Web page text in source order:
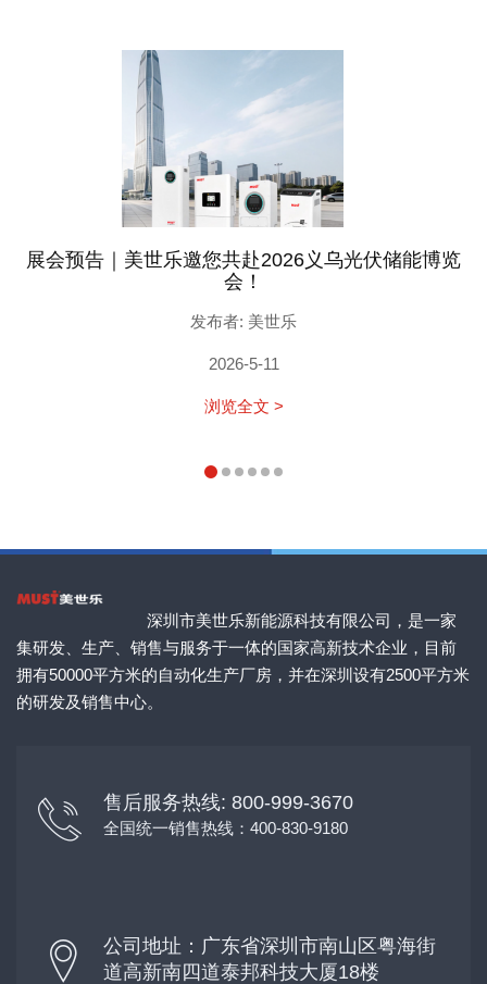
展会预告｜美世乐邀您共赴2026义乌光伏储能博览
会！
发布者: 美世乐
2026-5-11
浏览全文 >
深圳市美世乐新能源科技有限公司，是一家
集研发、生产、销售与服务于一体的国家高新技术企业，目前
拥有50000平方米的自动化生产厂房，并在深圳设有2500平方米
的研发及销售中心。
售后服务热线: 800-999-3670
全国统一销售热线：400-830-9180
公司地址：广东省深圳市南山区粤海街
道高新南四道泰邦科技大厦18楼